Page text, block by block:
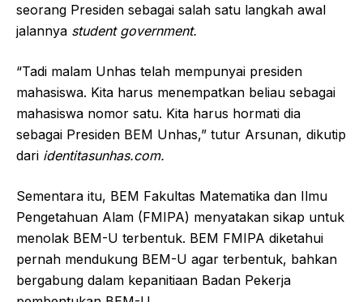
seorang Presiden sebagai salah satu langkah awal
jalannya student government.
“Tadi malam Unhas telah mempunyai presiden
mahasiswa. Kita harus menempatkan beliau sebagai
mahasiswa nomor satu. Kita harus hormati dia
sebagai Presiden BEM Unhas,” tutur Arsunan, dikutip
dari identitasunhas.com.
Sementara itu, BEM Fakultas Matematika dan Ilmu
Pengetahuan Alam (FMIPA) menyatakan sikap untuk
menolak BEM-U terbentuk. BEM FMIPA diketahui
pernah mendukung BEM-U agar terbentuk, bahkan
bergabung dalam kepanitiaan Badan Pekerja